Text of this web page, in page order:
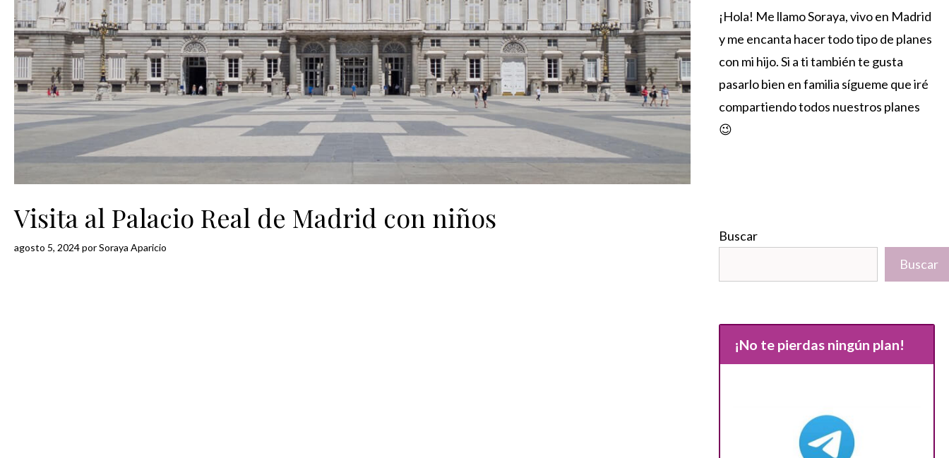
Visita al Palacio Real de Madrid con niños
agosto 5, 2024porSoraya Aparicio
¡Hola! Me llamo Soraya, vivo en Madrid
y me encanta hacer todo tipo de planes
con mi hijo. Si a ti también te gusta
pasarlo bien en familia sígueme que iré
compartiendo todos nuestros planes
😉
Buscar
Buscar
¡No te pierdas ningún plan!